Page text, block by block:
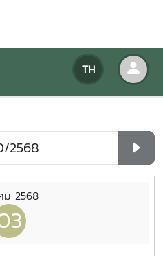
TH
งหน่วยงาน
ม 2568